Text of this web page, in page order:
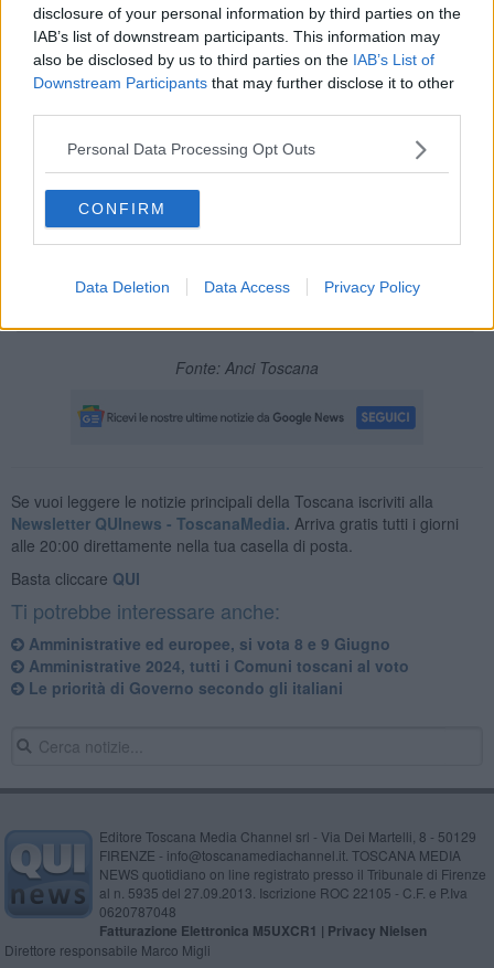
disclosure of your personal information by third parties on the
IAB’s list of downstream participants. This information may
also be disclosed by us to third parties on the IAB’s List of
Downstream Participants that may further disclose it to other
Personal Data Processing Opt Outs
CONFIRM
Data Deletion Data Access Privacy Policy
Ma qual è l'effetto sulla Toscana chiamata al voto amministrativo di
184 Comuni
? Con la modifica alla normativa
introdotta oggi, i sindaci che si potranno ricandidare salgono da
166.
Fonte: Anci Toscana
Se vuoi leggere le notizie principali della Toscana iscriviti alla
Newsletter QUInews - ToscanaMedia. Arriva gratis tutti i giorni
alle 20:00 direttamente nella tua casella di posta.
Basta cliccare QUI
Ti potrebbe interessare anche:
Amministrative ed europee, si vota 8 e 9 Giugno
Amministrative 2024, tutti i Comuni toscani al voto
Le priorità di Governo secondo gli italiani
Editore Toscana Media Channel srl - Via Dei Martelli, 8 - 50129
FIRENZE - info@toscanamediachannel.it. TOSCANA MEDIA
NEWS quotidiano on line registrato presso il Tribunale di Firenze
al n. 5935 del 27.09.2013. Iscrizione ROC 22105 - C.F. e P.Iva
0620787048
Fatturazione Elettronica M5UXCR1 | Privacy Nielsen
Direttore responsabile Marco Migli